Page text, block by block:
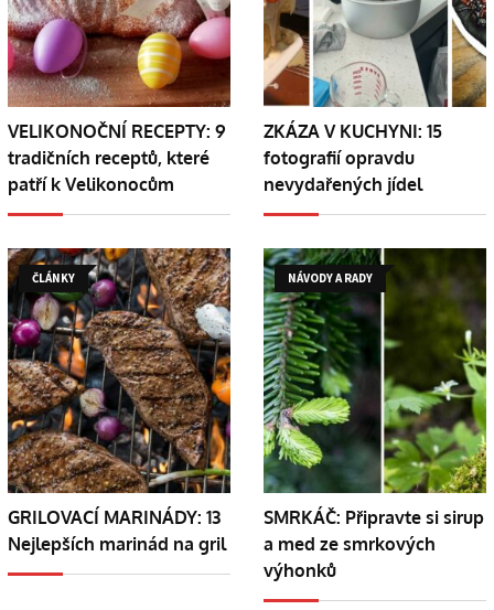
VELIKONOČNÍ RECEPTY: 9
tradičních receptů, které
patří k Velikonocům
ZKÁZA V KUCHYNI: 15
fotografií opravdu
nevydařených jídel
ČLÁNKY
GRILOVACÍ MARINÁDY: 13
Nejlepších marinád na gril
NÁVODY A RADY
SMRKÁČ: Připravte si sirup
a med ze smrkových
výhonků